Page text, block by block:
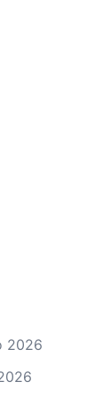
2026